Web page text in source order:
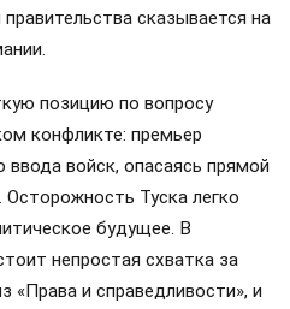
сказывается на
позицию по вопросу
конфликте: премьер
ввода войск, опасаясь прямой
Туска легко
будущее. В
непростая схватка за
«Права и справедливости», и